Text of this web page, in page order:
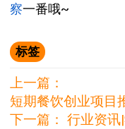
察一番哦~
标签
上一篇：
短期餐饮创业项目
下一篇： 行业资讯